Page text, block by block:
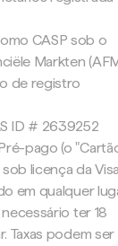
CASP sob o
Markten
de registro
ID # 2639252
pago (o
licença da Visa
em qualquer
ter 18
Taxas podem ser